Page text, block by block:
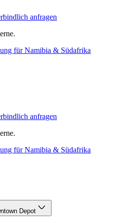
anfragen
für Namibia & Südafrika
anfragen
für Namibia & Südafrika
Depot